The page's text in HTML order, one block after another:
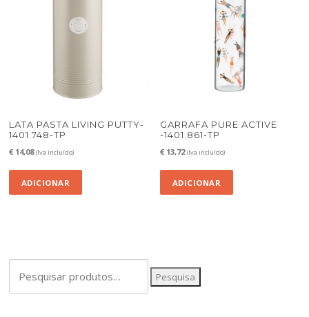
LATA PASTA LIVING PUTTY-
1401.748-TP
€ 14,08 (Iva incluído)
ADICIONAR
GARRAFA PURE ACTIVE
-1401.861-TP
€ 13,72 (Iva incluído)
ADICIONAR
por:
Pesquisa